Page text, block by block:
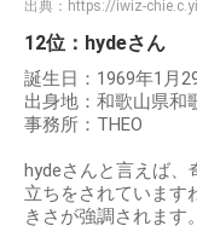
出典： https://iwiz-
12位：hydeさん
誕生日：1969年1月
出身地：和歌山県和
事務所：THEO
hydeさんと言えば
立ちをされています
きさが強調されます。